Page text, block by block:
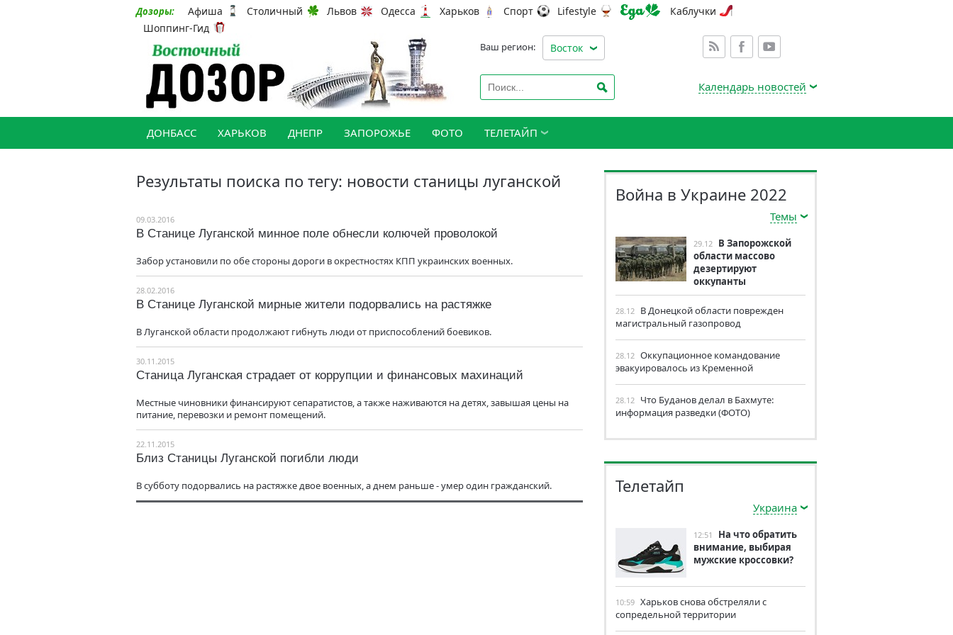
Дозоры: Афиша Столичный Львов Одесса Харьков Спорт Lifestyle
Каблучки
Шоппинг-Гид
Ваш регион: Восток
Календарь новостей
ДОНБАСС ХАРЬКОВ ДНЕПР ЗАПОРОЖЬЕ ФОТО ТЕЛЕТАЙП
Результаты поиска по тегу: новости станицы луганской
09.03.2016
В Станице Луганской минное поле обнесли колючей проволокой
Забор установили по обе стороны дороги в окрестностях КПП украинских военных.
28.02.2016
В Станице Луганской мирные жители подорвались на растяжке
В Луганской области продолжают гибнуть люди от приспособлений боевиков.
30.11.2015
Станица Луганская страдает от коррупции и финансовых махинаций
Местные чиновники финансируют сепаратистов, а также наживаются на детях, завышая цены на
питание, перевозки и ремонт помещений.
22.11.2015
Близ Станицы Луганской погибли люди
В субботу подорвались на растяжке двое военных, а днем раньше - умер один гражданский.
Война в Украине 2022
Темы
29.12 В Запорожской
области массово
дезертируют
оккупанты
28.12 В Донецкой области поврежден
магистральный газопровод
28.12 Оккупационное командование
эвакуировалось из Кременной
28.12 Что Буданов делал в Бахмуте:
информация разведки (ФОТО)
Телетайп
Украина
12:51
На что обратить
внимание, выбирая
мужские кроссовки?
10:59 Харьков снова обстреляли с
сопредельной территории